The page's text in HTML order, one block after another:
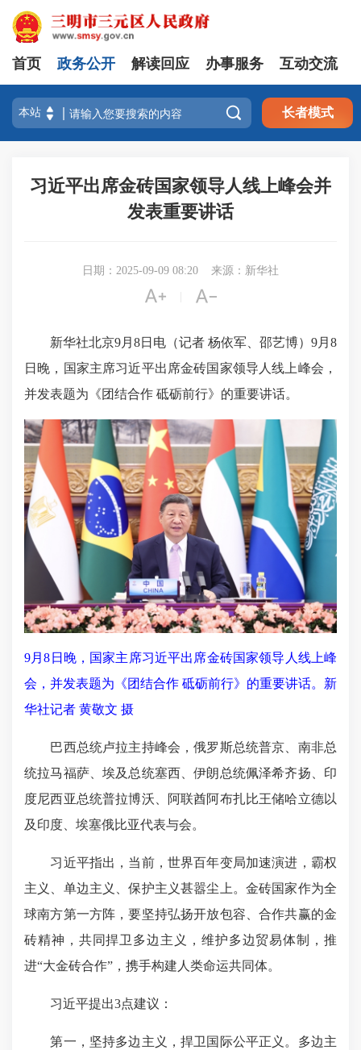
首页 政务公开 解读回应 办事服务 互动交流
 长者模式
习近平出席金砖国家领导人线上峰会并
发表重要讲话
日期：2025-09-09 08:20 来源：新华社
 
新华社北京9月8日电（记者 杨依军、邵艺博）9月8
日晚，国家主席习近平出席金砖国家领导人线上峰会，
并发表题为《团结合作 砥砺前行》的重要讲话。
9月8日晚，国家主席习近平出席金砖国家领导人线上峰
会，并发表题为《团结合作 砥砺前行》的重要讲话。新
华社记者 黄敬文 摄
巴西总统卢拉主持峰会，俄罗斯总统普京、南非总
统拉马福萨、埃及总统塞西、伊朗总统佩泽希齐扬、印
度尼西亚总统普拉博沃、阿联酋阿布扎比王储哈立德以
及印度、埃塞俄比亚代表与会。
习近平指出，当前，世界百年变局加速演进，霸权
主义、单边主义、保护主义甚嚣尘上。金砖国家作为全
球南方第一方阵，要坚持弘扬开放包容、合作共赢的金
砖精神，共同捍卫多边主义，维护多边贸易体制，推
进“大金砖合作”，携手构建人类命运共同体。
习近平提出3点建议：
第一，坚持多边主义，捍卫国际公平正义。多边主